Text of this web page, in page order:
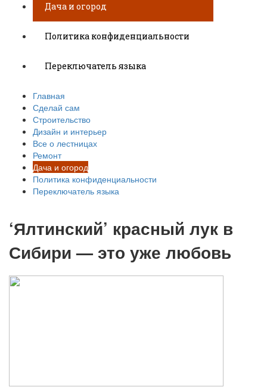
Дача и огород
Политика конфиденциальности
Переключатель языка
Главная
Сделай сам
Строительство
Дизайн и интерьер
Все о лестницах
Ремонт
Дача и огород
Политика конфиденциальности
Переключатель языка
‘Ялтинский’ красный лук в
Сибири — это уже любовь